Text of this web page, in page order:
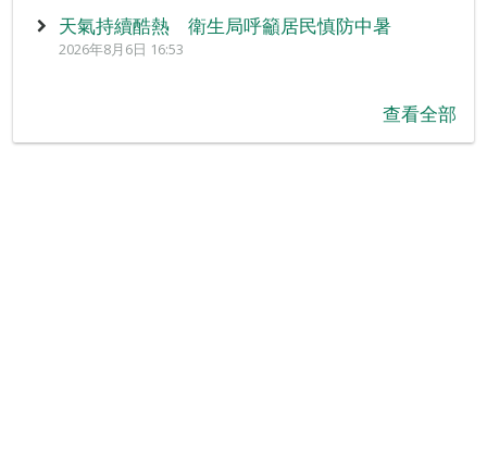
天氣持續酷熱 衛生局呼籲居民慎防中暑
2026年8月6日 16:53
查看全部